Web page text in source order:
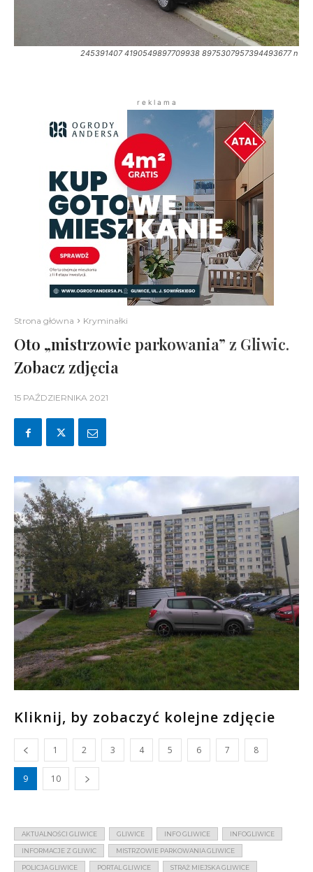
245391407 4190549897709938 8975307957394493677 n
r e k l a m a
Strona główna Kryminałki
Oto „mistrzowie parkowania” z Gliwic.
Zobacz zdjęcia
15 PAŹDZIERNIKA 2021
Kliknij, by zobaczyć kolejne zdjęcie
1 2 3 4 5 6 7 8
9 10
AKTUALNOŚCI GLIWICE GLIWICE INFO GLIWICE INFOGLIWICE
INFORMACJE Z GLIWIC MISTRZOWIE PARKOWANIA GLIWICE
POLICJA GLIWICE PORTAL GLIWICE STRAŻ MIEJSKA GLIWICE